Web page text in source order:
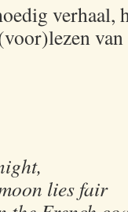
verhaal,
lies fair